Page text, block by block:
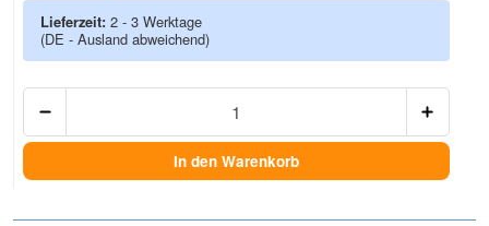
Lieferzeit: 2 - 3 Werktage
(DE - Ausland abweichend)
In den Warenkorb